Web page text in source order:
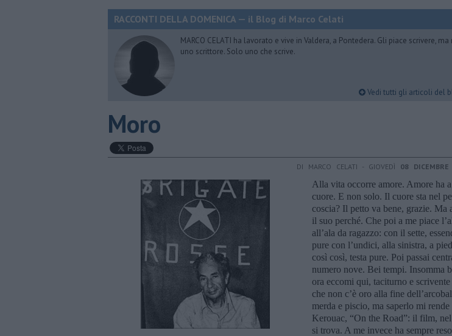
RACCONTI DELLA DOMENICA — il Blog di Marco Celati
MARCO CELATI ha lavorato e vive in Valdera, a Pontedera. Gli piace scrivere, ma
uno scrittore. Solo uno che scrive.
Vedi tutti gli articoli del
Moro
DI MARCO CELATI - GIOVEDÌ 08
Alla vita occorre amore. Amore ha
cuore. E non solo. Il cuore sta nel
coscia? Il petto va bene, grazie. Ma
il suo perché. Che poi a me piace
all’ala da ragazzo: con il sette,
pure con l’undici, alla sinistra, a
così così, testa pure. Poi passai
numero nove. Bei tempi. Insomma
ora eccomi qui, taciturno e
che non c’è oro alla fine
merda e piscio, ma saperlo mi
Kerouac, “On the Road”: il film,
si trova. A me invece ha sempre